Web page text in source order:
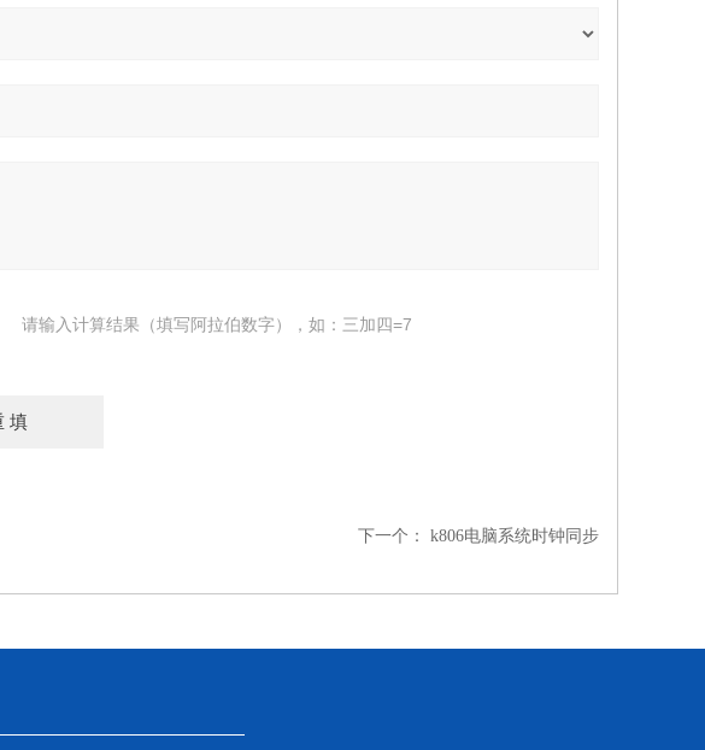
请输入计算结果（填写阿拉伯数字），如：三加四=7
下一个： k806电脑系统时钟同步